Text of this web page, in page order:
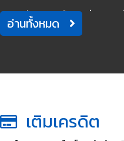
----เพิ่มข้อมูล สิ้นสุดที่บรรทัด
อ่านทั้งหมด
เติมเครดิต